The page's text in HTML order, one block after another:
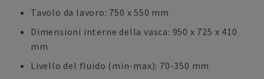
Tavolo da lavoro: 750 x 550 mm
Dimensioni interne della vasca: 950 x 725 x 410
mm
Livello del fluido (min-max): 70-350 mm